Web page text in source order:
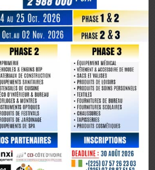
la capitulation du Japon